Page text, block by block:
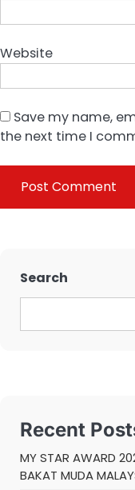
Website
Save my name,
the next time I
Search
Recent
MY STAR AWARD
BAKAT MUDA